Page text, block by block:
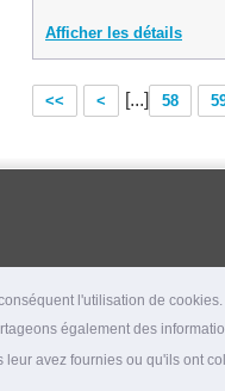
l'utilisation de
également des
avez fournies ou qu'ils ont
Afficher les détails
<< < [...] 58